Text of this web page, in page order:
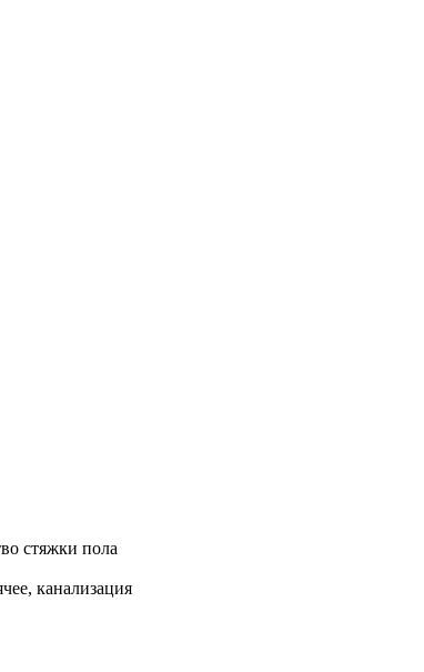
стяжки пола
канализация